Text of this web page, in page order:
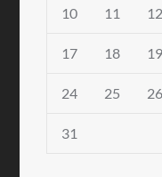
10 11 12
17 18 19
24 25 26
31